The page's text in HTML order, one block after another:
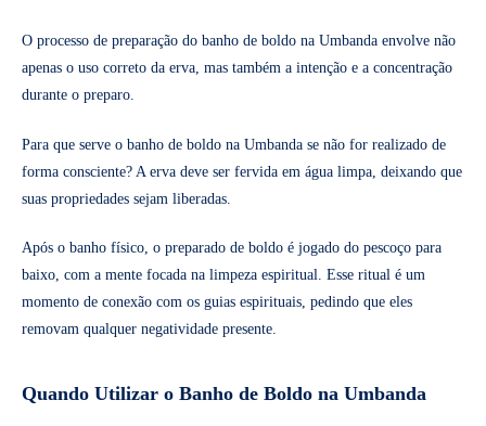
O processo de preparação do banho de boldo na Umbanda envolve não
apenas o uso correto da erva, mas também a intenção e a concentração
durante o preparo.
Para que serve o banho de boldo na Umbanda se não for realizado de
forma consciente? A erva deve ser fervida em água limpa, deixando que
suas propriedades sejam liberadas.
Após o banho físico, o preparado de boldo é jogado do pescoço para
baixo, com a mente focada na limpeza espiritual. Esse ritual é um
momento de conexão com os guias espirituais, pedindo que eles
removam qualquer negatividade presente.
Quando Utilizar o Banho de Boldo na Umbanda